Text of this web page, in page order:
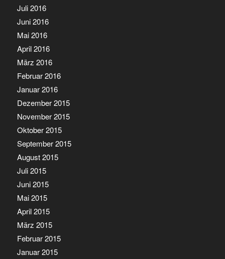
Juli 2016
Juni 2016
Mai 2016
April 2016
März 2016
Februar 2016
Januar 2016
Dezember 2015
November 2015
Oktober 2015
September 2015
August 2015
Juli 2015
Juni 2015
Mai 2015
April 2015
März 2015
Februar 2015
Januar 2015